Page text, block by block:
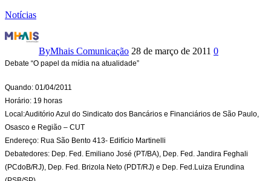
Notícias
Participe
O
Papel
da
Mídia
ByMhais Comunicação 28 de março de 2011 0
Debate “O papel da mídia na atualidade”
Quando: 01/04/2011
Horário: 19 horas
Local:Auditório Azul do Sindicato dos Bancários e Financiários de São Paulo,
Osasco e Região – CUT
Endereço: Rua São Bento 413- Edifício Martinelli
Debatedores: Dep. Fed. Emiliano José (PT/BA), Dep. Fed. Jandira Feghali
(PCdoB/RJ), Dep. Fed. Brizola Neto (PDT/RJ) e Dep. Fed.Luiza Erundina